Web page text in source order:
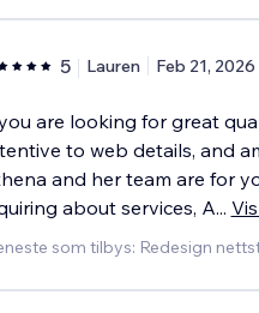
5 Lauren Feb 21, 2026
are looking for great
to web details, and
and her team are for
about services, A...
som tilbys: Redesign